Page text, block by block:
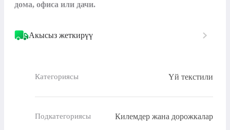
Акысыз жеткирүү
Категориясы Үй текстили
Подкатегориясы Килемдер жана дорожкалар